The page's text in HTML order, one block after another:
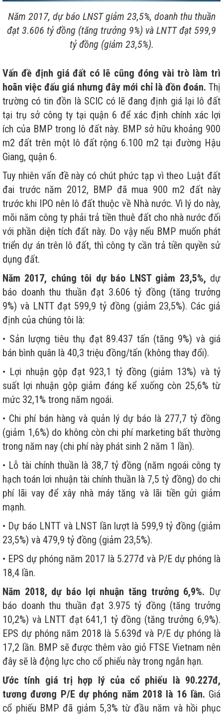
Năm 2017, dự báo LNST giảm 23,5%, doanh thu thuần
đạt 3.606 tỷ đồng (tăng trưởng 9%) và LNTT đạt 599,9
tỷ đồng (giảm 23,5%).
Vấn đề định giá đất có lẽ cũng đóng vài trò làm trì
hoãn việc đấu giá nhưng đây mới chỉ là đồn đoán. Thị
trường có tin đồn là SCIC có lẽ đang định giá lại lô đất
tại trụ sở công ty tại quận 6 để xác định chính xác lợi
ích của BMP trong lô đất này. BMP sở hữu khoảng 900
m2 đất trên một lô đất rộng 6.100 m2 tại đường Hậu
Giang, quận 6.
Tuy nhiên vấn đề này có chút phức tạp vì theo Luật đất
đai trước năm 2012, BMP đã mua 900 m2 đất này
trước khi IPO nên lô đất thuộc về Nhà nước. Vì lý do này,
mõi năm công ty phải trả tiền thuê đất cho nhà nước đối
với phần diện tích đất này. Do vậy nếu BMP muốn phát
triển dự án trên lô đất, thì công ty cần trả tiền quyền sử
dụng đất.
Năm 2017, chúng tôi dự báo LNST giảm 23,5%, dự
báo doanh thu thuần đạt 3.606 tỷ đồng (tăng trưởng
9%) và LNTT đạt 599,9 tỷ đồng (giảm 23,5%). Các giả
định của chúng tôi là:
• Sản lượng tiêu thụ đạt 89.437 tấn (tăng 9%) và giá
bán bình quân là 40,3 triệu đồng/tấn (không thay đổi).
• Lợi nhuận gộp đạt 923,1 tỷ đồng (giảm 13%) và tỷ
suất lợi nhuận gộp giảm đáng kể xuống còn 25,6% từ
mức 32,1% trong năm ngoái.
• Chi phí bán hàng và quản lý dự báo là 277,7 tỷ đồng
(giảm 1,6%) do không còn chi phí marketing bất thường
trong năm nay (chi phí này phát sinh 2 năm 1 lần).
• Lỗ tài chính thuần là 38,7 tỷ đồng (năm ngoái công ty
hạch toán lơi nhuận tài chính thuần là 7,5 tỷ đồng) do chi
phí lãi vay để xây nhà máy tăng và lãi tiền gửi giảm
mạnh.
• Dự báo LNTT và LNST lần lượt là 599,9 tỷ đồng (giảm
23,5%) và 479,9 tỷ đồng (giảm 23,5%).
• EPS dự phóng năm 2017 là 5.277đ và P/E dự phóng là
18,4 lần.
Năm 2018, dự báo lợi nhuận tăng trưởng 6,9%. Dự
báo doanh thu thuần đạt 3.975 tỷ đồng (tăng trưởng
10,2%) và LNTT đạt 641,1 tỷ đồng (tăng trưởng 6,9%).
EPS dự phóng năm 2018 là 5.639đ và P/E dự phóng là
17,2 lần. BMP sẽ được thêm vào giỏ FTSE Vietnam nên
đây sẽ là động lực cho cổ phiếu này trong ngắn hạn.
Ước tính giá trị hợp lý của cổ phiếu là 90.227đ,
tương đương P/E dự phóng năm 2018 là 16 lần. Giá
cổ phiếu BMP đã giảm 5,3% từ đầu năm và hồi phục